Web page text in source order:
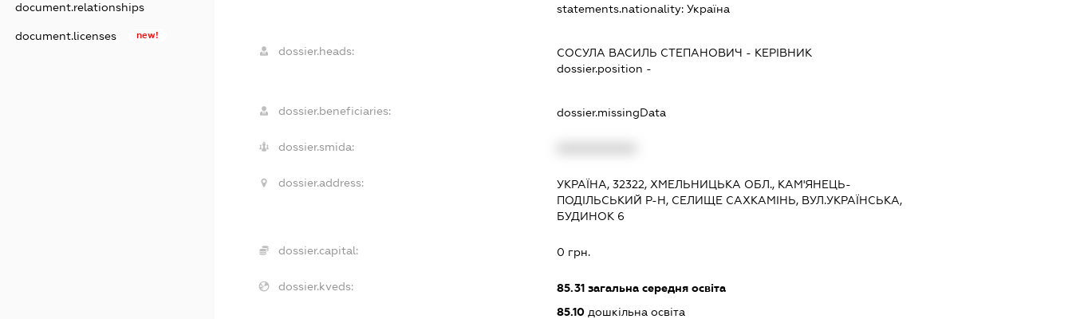
document.relationships
document.licenses new!
statements.nationality: Україна
dossier.heads: СОСУЛА ВАСИЛЬ СТЕПАНОВИЧ - КЕРІВНИК
dossier.position -
dossier.beneficiaries: dossier.missingData
dossier.smida:
dossier.address:
УКРАЇНА, 32322, ХМЕЛЬНИЦЬКА ОБЛ., КАМ'ЯНЕЦЬ-
ПОДІЛЬСЬКИЙ Р-Н, СЕЛИЩЕ САХКАМІНЬ, ВУЛ.УКРАЇНСЬКА,
БУДИНОК 6
dossier.capital: 0 грн.
dossier.kveds: 85.31загальна середня освіта
85.10дошкільна освіта